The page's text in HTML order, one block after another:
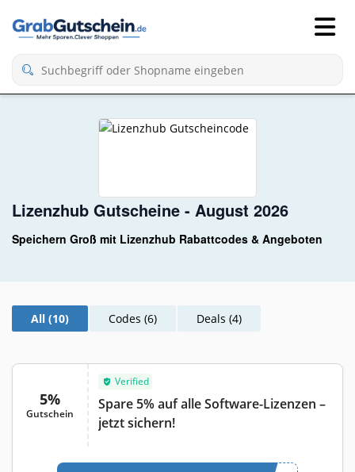
Lizenzhub Gutscheine - August 2026
Speichern Groß mit Lizenzhub Rabattcodes & Angeboten
All (10) Codes (6) Deals (4)
5%
Gutschein
Verified
Spare 5% auf alle Software-Lizenzen –
jetzt sichern!